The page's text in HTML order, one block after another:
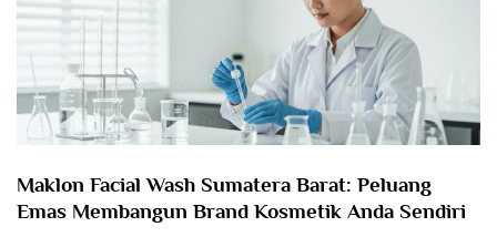
Maklon Facial Wash Sumatera Barat: Peluang
Emas Membangun Brand Kosmetik Anda Sendiri